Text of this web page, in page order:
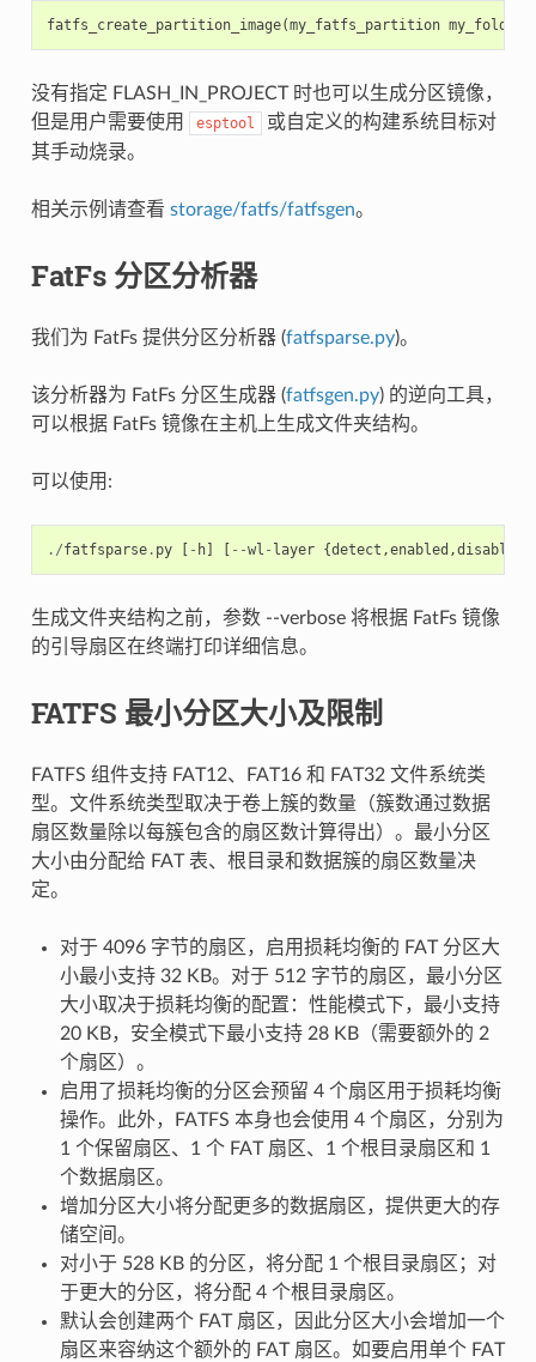
fatfs_create_partition_image(my_fatfs_partition my_folder
没有指定 FLASH_IN_PROJECT 时也可以生成分区镜像，
但是用户需要使用
esptool
或自定义的构建系统目标对
其手动烧录。
相关示例请查看 storage/fatfs/fatfsgen。
FatFs 分区分析器
我们为 FatFs 提供分区分析器 (fatfsparse.py)。
该分析器为 FatFs 分区生成器 (fatfsgen.py) 的逆向工具，
可以根据 FatFs 镜像在主机上生成文件夹结构。
可以使用:
./fatfsparse. py [ - h] [ --wl - layer {detect ,enabled ,disabled
生成文件夹结构之前，参数 --verbose 将根据 FatFs 镜像
的引导扇区在终端打印详细信息。
FATFS 最小分区大小及限制
FATFS 组件支持 FAT12、FAT16 和 FAT32 文件系统类
型。文件系统类型取决于卷上簇的数量（簇数通过数据
扇区数量除以每簇包含的扇区数计算得出）。最小分区
大小由分配给 FAT 表、根目录和数据簇的扇区数量决
定。
对于 4096 字节的扇区，启用损耗均衡的 FAT 分区大
小最小支持 32 KB。对于 512 字节的扇区，最小分区
大小取决于损耗均衡的配置：性能模式下，最小支持
20 KB，安全模式下最小支持 28 KB（需要额外的 2
个扇区）。
启用了损耗均衡的分区会预留 4 个扇区用于损耗均衡
操作。此外，FATFS 本身也会使用 4 个扇区，分别为
1 个保留扇区、1 个 FAT 扇区、1 个根目录扇区和 1
个数据扇区。
增加分区大小将分配更多的数据扇区，提供更大的存
储空间。
对小于 528 KB 的分区，将分配 1 个根目录扇区；对
于更大的分区，将分配 4 个根目录扇区。
默认会创建两个 FAT 扇区，因此分区大小会增加一个
扇区来容纳这个额外的 FAT 扇区。如要启用单个 FAT